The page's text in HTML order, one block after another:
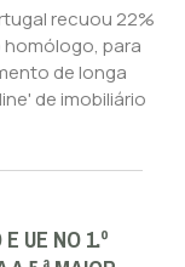
recuou 22%
para
de longa
de imobiliário
UE NO 1.º